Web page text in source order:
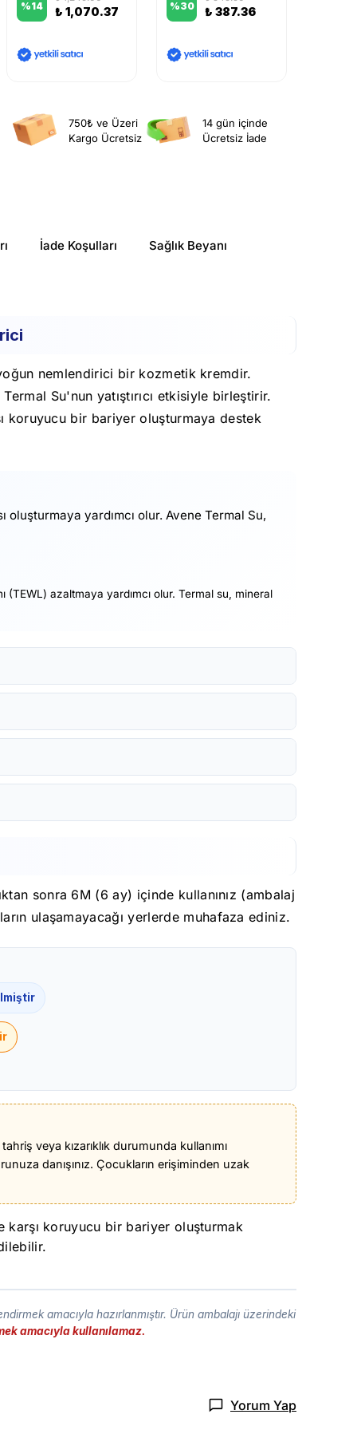
%14 ₺ 1,070.37 %30 ₺ 387.36
750₺ ve Üzeri
Kargo Ücretsiz
14 gün içinde
Ücretsiz İade
İade Koşulları Sağlık Beyanı
nemlendirici bir kozmetik kremdir.
Su'nun yatıştırıcı etkisiyle birleştirir.
koruyucu bir bariyer oluşturmaya destek
yardımcı olur. Avene Termal Su,
azaltmaya yardımcı olur. Termal su, mineral
sonra 6M (6 ay) içinde kullanınız (ambalaj
ulaşamayacağı yerlerde muhafaza ediniz.
veya kızarıklık durumunda kullanımı
danışınız. Çocukların erişiminden uzak
karşı koruyucu bir bariyer oluşturmak
amacıyla hazırlanmıştır. Ürün ambalajı üzerindeki
amacıyla kullanılamaz.
Yorum Yap